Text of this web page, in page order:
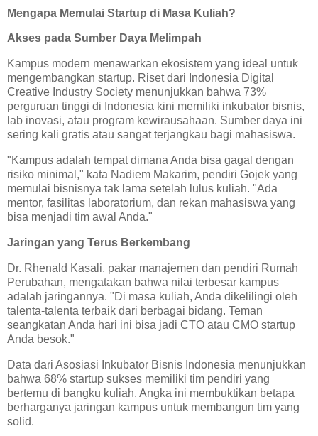
Mengapa Memulai Startup di Masa Kuliah?
Akses pada Sumber Daya Melimpah
Kampus modern menawarkan ekosistem yang ideal untuk
mengembangkan startup. Riset dari Indonesia Digital
Creative Industry Society menunjukkan bahwa 73%
perguruan tinggi di Indonesia kini memiliki inkubator bisnis,
lab inovasi, atau program kewirausahaan. Sumber daya ini
sering kali gratis atau sangat terjangkau bagi mahasiswa.
"Kampus adalah tempat dimana Anda bisa gagal dengan
risiko minimal," kata Nadiem Makarim, pendiri Gojek yang
memulai bisnisnya tak lama setelah lulus kuliah. "Ada
mentor, fasilitas laboratorium, dan rekan mahasiswa yang
bisa menjadi tim awal Anda."
Jaringan yang Terus Berkembang
Dr. Rhenald Kasali, pakar manajemen dan pendiri Rumah
Perubahan, mengatakan bahwa nilai terbesar kampus
adalah jaringannya. "Di masa kuliah, Anda dikelilingi oleh
talenta-talenta terbaik dari berbagai bidang. Teman
seangkatan Anda hari ini bisa jadi CTO atau CMO startup
Anda besok."
Data dari Asosiasi Inkubator Bisnis Indonesia menunjukkan
bahwa 68% startup sukses memiliki tim pendiri yang
bertemu di bangku kuliah. Angka ini membuktikan betapa
berharganya jaringan kampus untuk membangun tim yang
solid.